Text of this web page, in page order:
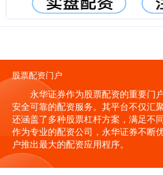
股票配资门户
永华证券作为股票配资的重要门
安全可靠的配资服务。其平台不仅汇
还涵盖了多种股票杠杆方案，满足不
作为专业的配资公司，永华证券不断
户推出最大的配资应用程序。